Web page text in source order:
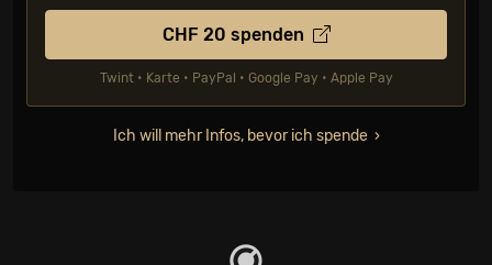
CHF 20 spenden
Twint • Karte • PayPal • Google Pay • Apple Pay
Ich will mehr Infos, bevor ich spende